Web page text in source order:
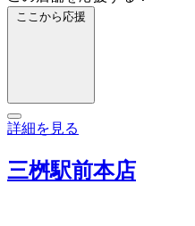
ここから応援
詳細を見る
三桝駅前本店